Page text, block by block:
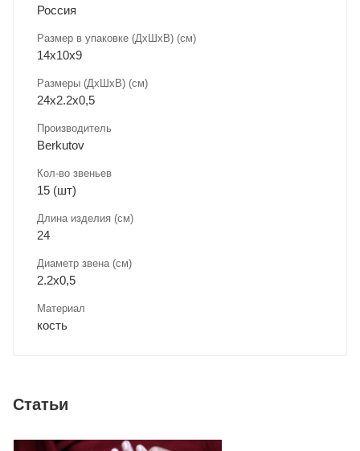
Россия
Размер в упаковке (ДхШxВ) (см)
14х10х9
Размеры (ДxШxВ) (см)
24х2.2х0,5
Производитель
Berkutov
Кол-во звеньев
15 (шт)
Длина изделия (см)
24
Диаметр звена (см)
2.2х0,5
Материал
кость
Статьи